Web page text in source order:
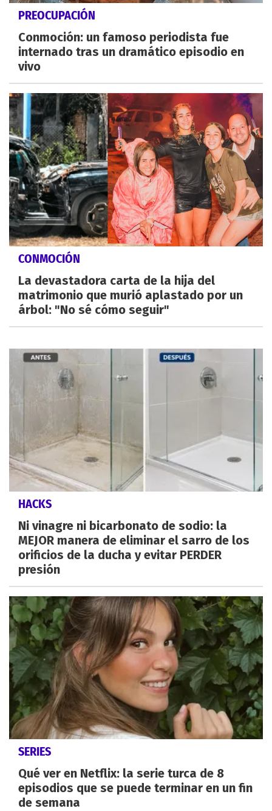
PREOCUPACIÓN
Conmoción: un famoso periodista fue
internado tras un dramático episodio en
vivo
CONMOCIÓN
La devastadora carta de la hija del
matrimonio que murió aplastado por un
árbol: "No sé cómo seguir"
HACKS
Ni vinagre ni bicarbonato de sodio: la
MEJOR manera de eliminar el sarro de los
orificios de la ducha y evitar PERDER
presión
SERIES
Qué ver en Netflix: la serie turca de 8
episodios que se puede terminar en un fin
de semana